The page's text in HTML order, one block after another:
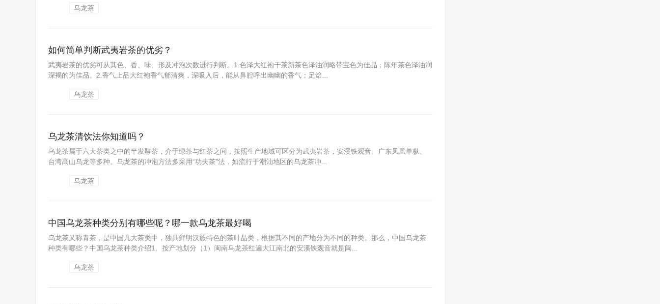
乌龙茶
如何简单判断武夷岩茶的优劣？
武夷岩茶的优劣可从其色、香、味、形及冲泡次数进行判断。1.色泽大红袍干茶新茶色泽油润略带宝色为佳品；陈年茶色泽油润
深褐的为佳品。2.香气上品大红袍香气郁清爽，深吸入后，能从鼻腔呼出幽幽的香气；足焙...
乌龙茶
乌龙茶清饮法你知道吗？
乌龙茶属于六大茶类之中的半发酵茶，介于绿茶与红茶之间，按照生产地域可区分为武夷岩茶，安溪铁观音、广东凤凰单枞、
台湾高山乌龙等多种。乌龙茶的冲泡方法多采用“功夫茶”法，如流行于潮汕地区的乌龙茶冲...
乌龙茶
中国乌龙茶种类分别有哪些呢？哪一款乌龙茶最好喝
乌龙茶又称青茶，是中国几大茶类中，独具鲜明汉族特色的茶叶品类，根据其不同的产地分为不同的种类。那么，中国乌龙茶
种类有哪些？中国乌龙茶种类介绍1、按产地划分（1）闽南乌龙茶红遍大江南北的安溪铁观音就是闽...
乌龙茶